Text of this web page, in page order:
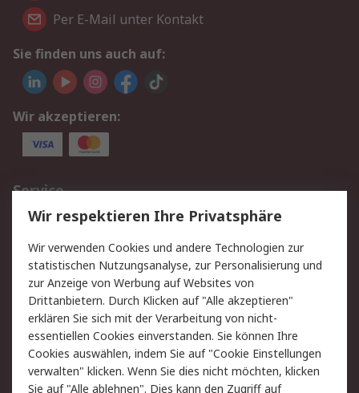
Per E-Mail unter Kontakt
Sie finden uns auch auf:
Wir akzeptieren:
Service
Value Added Services
Lieferlösungen
Rücksendungen
Kontakt
Hilfe
Rechtliches
AGB
Datenschutz
Cookie-Richtlinie
Zahlungsbedingungen
Copyright/Impressum
Wir respektieren Ihre Privatsphäre
Wir verwenden Cookies und andere Technologien zur
statistischen Nutzungsanalyse, zur Personalisierung und
zur Anzeige von Werbung auf Websites von
Drittanbietern. Durch Klicken auf "Alle akzeptieren"
erklären Sie sich mit der Verarbeitung von nicht-
essentiellen Cookies einverstanden. Sie können Ihre
Cookies auswählen, indem Sie auf "Cookie Einstellungen
verwalten" klicken. Wenn Sie dies nicht möchten, klicken
Sie auf "Alle ablehnen". Dies kann den Zugriff auf